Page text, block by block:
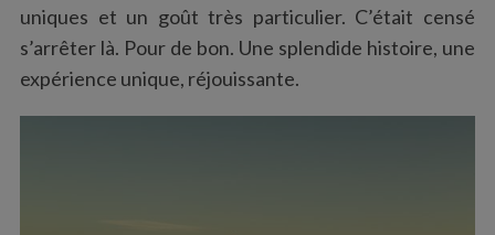
uniques et un goût très particulier. C’était censé
s’arrêter là. Pour de bon. Une splendide histoire, une
expérience unique, réjouissante.